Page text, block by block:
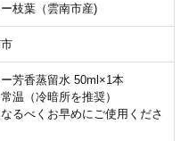
枝葉（雲南市産)
芳香蒸留水 50ml×1本
温（冷暗所を推奨）
るべくお早めにご使用くださ